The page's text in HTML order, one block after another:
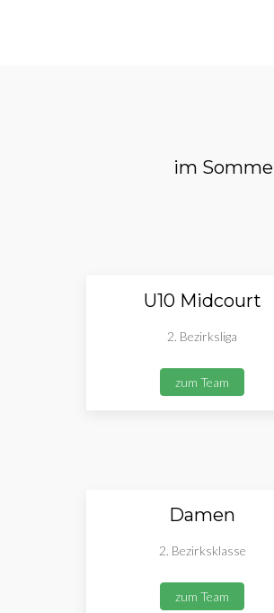
im
U10 Midcourt
2. Bezirksliga
zum Team
Damen
2. Bezirksklasse
zum Team